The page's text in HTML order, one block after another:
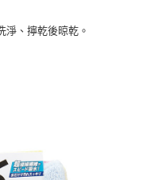
並將交易相關給付款項請求債
別帳號之用戶狀況，依本公司即
足之情形，本公司將視審查結果
淨、擰乾後晾乾。